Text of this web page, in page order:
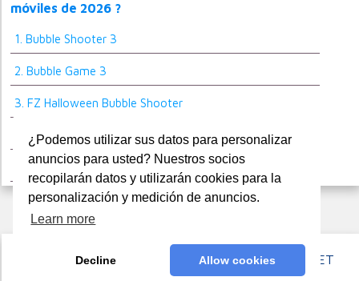
¿Podemos utilizar sus datos para personalizar
anuncios para usted? Nuestros socios
recopilarán datos y utilizarán cookies para la
personalización y medición de anuncios.
Learn more
Decline Allow cookies
móviles de 2026 ?
1. Bubble Shooter 3
2. Bubble Game 3
3. FZ Halloween Bubble Shooter
4. Bubble Invasion
5. Bubble Shooter Rainbow
© COPYRIGHT 2010 - 2026 PAISDELOSJUEGOS.NET